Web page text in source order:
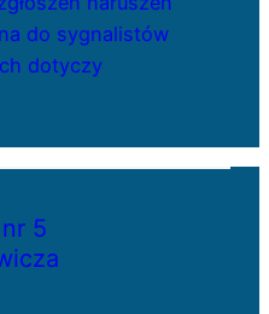
do sygnalistów
dotyczy
5